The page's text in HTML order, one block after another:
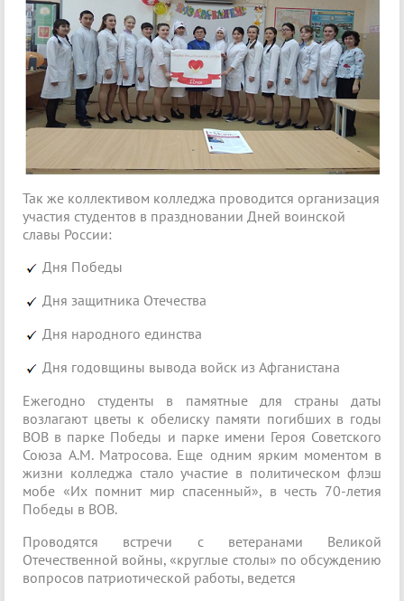
Так же коллективом колледжа проводится организация
участия студентов в праздновании Дней воинской
славы России:
Дня Победы
Дня защитника Отечества
Дня народного единства
Дня годовщины вывода войск из Афганистана
Ежегодно студенты в памятные для страны даты
возлагают цветы к обелиску памяти погибших в годы
ВОВ в парке Победы и парке имени Героя Советского
Союза А.М. Матросова. Еще одним ярким моментом в
жизни колледжа стало участие в политическом флэш
мобе «Их помнит мир спасенный», в честь 70-летия
Победы в ВОВ.
Проводятся встречи с ветеранами Великой
Отечественной войны, «круглые столы» по обсуждению
вопросов патриотической работы, ведется